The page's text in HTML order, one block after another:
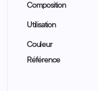
Composition
Utilisation
Couleur
Référence